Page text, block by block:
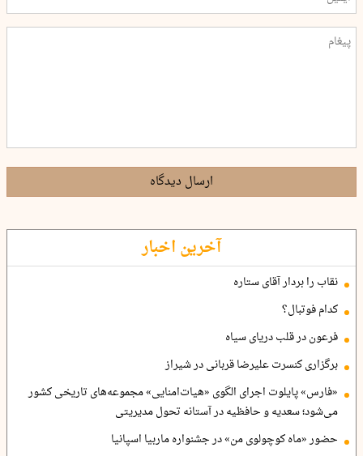
ارسال دیدگاه
آخرین اخبار
نقاب را بردار آقای ستاره
کدام فوتبال؟
فرعون در قلب دریای سیاه
برگزاری کنسرت علیرضا قربانی در شیراز
«فارس» پایلوت اجرای الگوی «هیات‌امنایی» مجموعه‌های تاریخی کشور
می‌شود؛ سعدیه و حافظیه در آستانه تحول مدیریتی
حضور «ماه کوچولوی من» در جشنواره ماربیا اسپانیا